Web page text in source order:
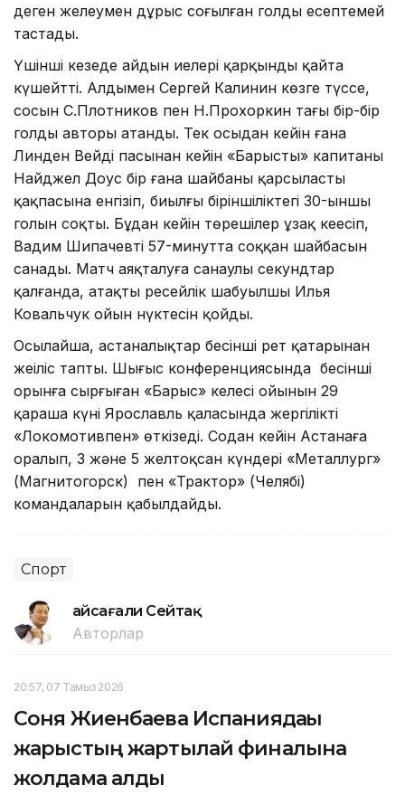
деген желеумен дұрыс соғылған голды есептемей
тастады.
Үшінші кезеңде айдын иелері қарқынды қайта
күшейтті. Алдымен Сергей Калинин көзге түссе,
сосын С.Плотников пен Н.Прохоркин тағы бір-бір
голдың авторы атанды. Тек осыдан кейін ғана
Линден Вейдің пасынан кейін «Барыстың» капитаны
Найджел Доус бір ғана шайбаны қарсыластың
қақпасына енгізіп, биылғы біріншіліктегі 30-ыншы
голын соқты. Бұдан кейін төрешілер ұзақ кеңесіп,
Вадим Шипачевтің 57-минутта соққан шайбасын
санады. Матч аяқталуға санаулы секундтар
қалғанда, атақты ресейлік шабуылшы Илья
Ковальчук ойын нүктесін қойды.
Осылайша, астаналықтар бесінші рет қатарынан
жеңіліс тапты. Шығыс конференциясында бесінші
орынға сырғыған «Барыс» келесі ойынын 29
қараша күні Ярославль қаласында жергілікті
«Локомотивпен» өткізеді. Содан кейін Астанаға
оралып, 3 және 5 желтоқсан күндері «Металлург»
(Магнитогорск) пен «Трактор» (Челябі)
командаларын қабылдайды.
Спорт
Ғайсағали Сейтақ
Авторлар
20:57, 07 Тамыз 2026
Соня Жиенбаева Испаниядағы
жарыстың жартылай финалына
жолдама алды